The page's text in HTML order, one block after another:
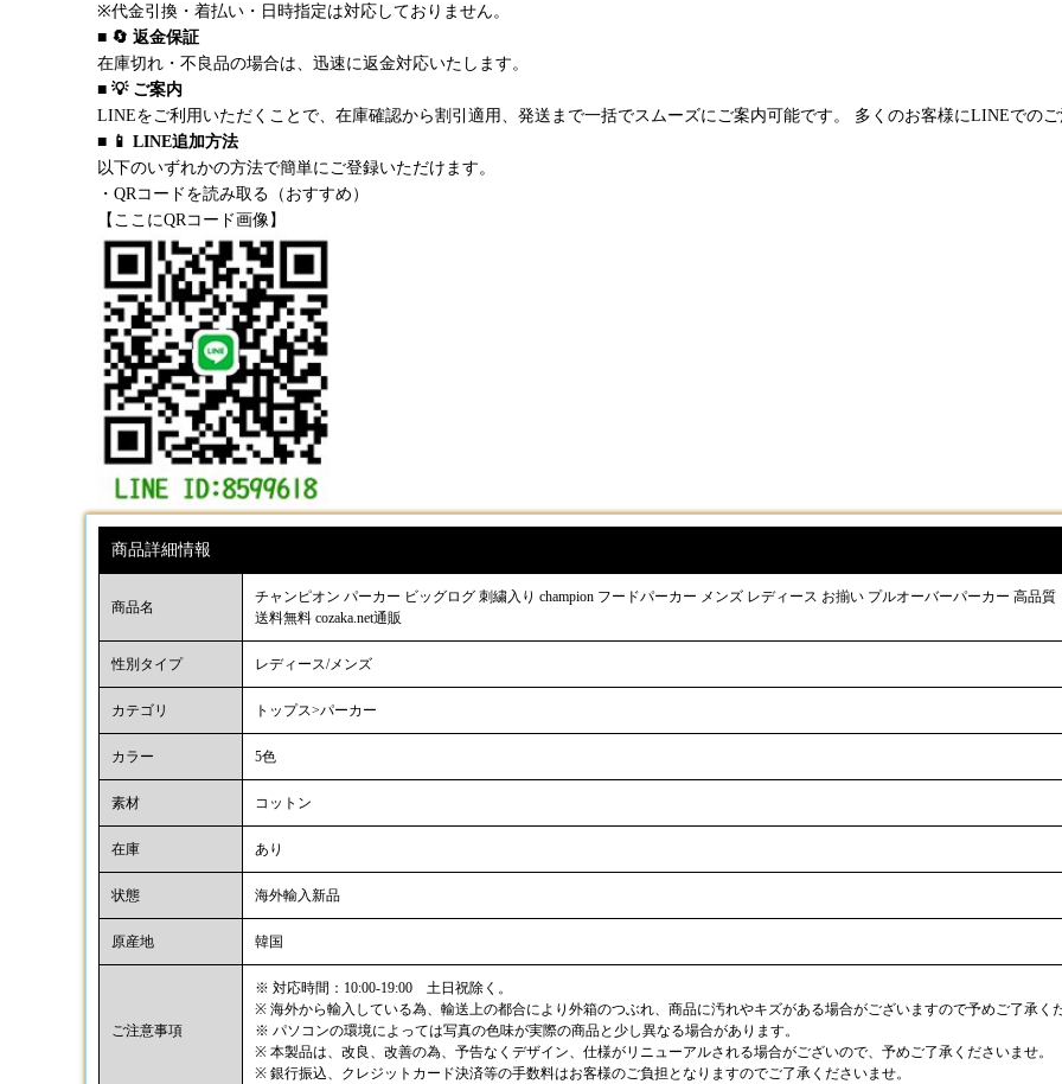
※代金引換・着払い・日時指定は対応しておりません。
■ 🔄 返金保証
在庫切れ・不良品の場合は、迅速に返金対応いたします。
■ 💡 ご案内
LINEをご利用いただくことで、在庫確認から割引適用、発送まで一括でスムーズにご案内可能です。 多くのお客様にLINEでの
■ 📱 LINE追加方法
以下のいずれかの方法で簡単にご登録いただけます。
・QRコードを読み取る（おすすめ）
【ここにQRコード画像】
商品詳細情報
商品名
チャンピオン パーカー ビッグログ 刺繍入り champion フードパーカー メンズ レディース お揃い プルオーバーパーカー 高品
送料無料 cozaka.net通販
性別タイプ レディース/メンズ
カテゴリ トップス>パーカー
カラー 5色
素材 コットン
在庫 あり
状態 海外輸入新品
原産地 韓国
ご注意事項
※ 対応時間：10:00-19:00 土日祝除く。
※ 海外から輸入している為、輸送上の都合により外箱のつぶれ、商品に汚れやキズがある場合がございますので予めご了承く
※ パソコンの環境によっては写真の色味が実際の商品と少し異なる場合があります。
※ 本製品は、改良、改善の為、予告なくデザイン、仕様がリニューアルされる場合がございので、予めご了承くださいませ。
※ 銀行振込、クレジットカード決済等の手数料はお客様のご負担となりますのでご了承くださいませ。